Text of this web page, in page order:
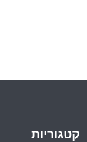
קטגוריות